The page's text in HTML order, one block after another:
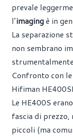
prevale
l’imagingè in
La separazione
non sembrano
Confronto con
Hifiman
Le HE400S
fascia di
piccoli (ma